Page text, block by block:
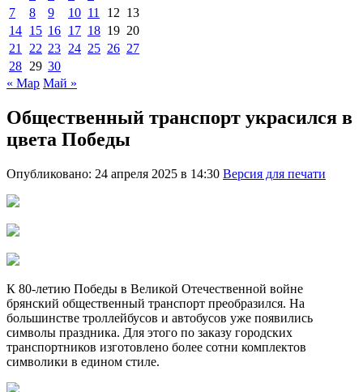
7
8 9 10 11 12 13
14 15 16 17 18 19 20
21
22 23 24 25 26 27
28 29 30
« Мар Май »
Общественный транспорт украсился в
цвета Победы
Опубликовано: 24 апреля 2025 в 14:30 Версия для печати
К 80-летию Победы в Великой Отечественной войне
брянский общественный транспорт преобразился. На
большинстве троллейбусов и автобусов уже появились
символы праздника. Для этого по заказу городских
транспортников изготовлено более сотни комплектов
символики в едином стиле.